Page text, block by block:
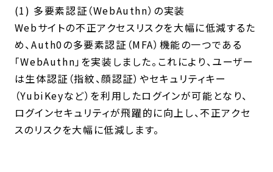
(1) 多要素認証（WebAuthn）の実装
Webサイトの不正アクセスリスクを大幅に低減するた
め、Auth0の多要素認証（MFA）機能の一つである
「WebAuthn」を実装しました。これにより、ユーザー
は生体認証（指紋、顔認証）やセキュリティキー
（YubiKeyなど）を利用したログインが可能となり、
ログインセキュリティが飛躍的に向上し、不正アクセ
スのリスクを大幅に低減します。